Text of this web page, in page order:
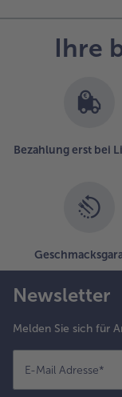
Es
befindenIhre
Bezahlung erst bei
Newsletter
Melden Sie sich für
E-Mail Adresse*